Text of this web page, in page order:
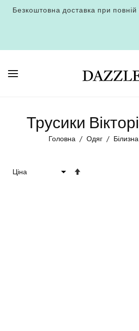
Безкоштовна доставка при
ContentТрусики
Головна Одяг Білизна